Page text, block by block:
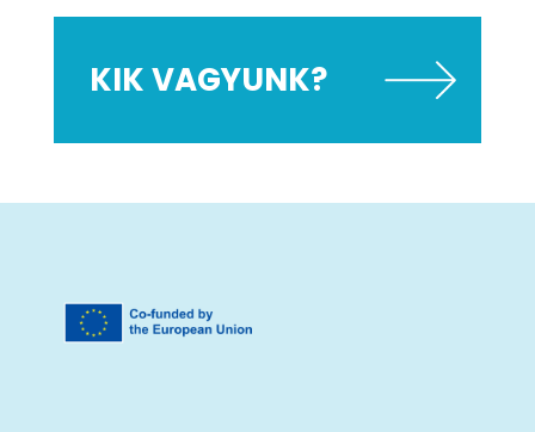
KIK VAGYUNK?